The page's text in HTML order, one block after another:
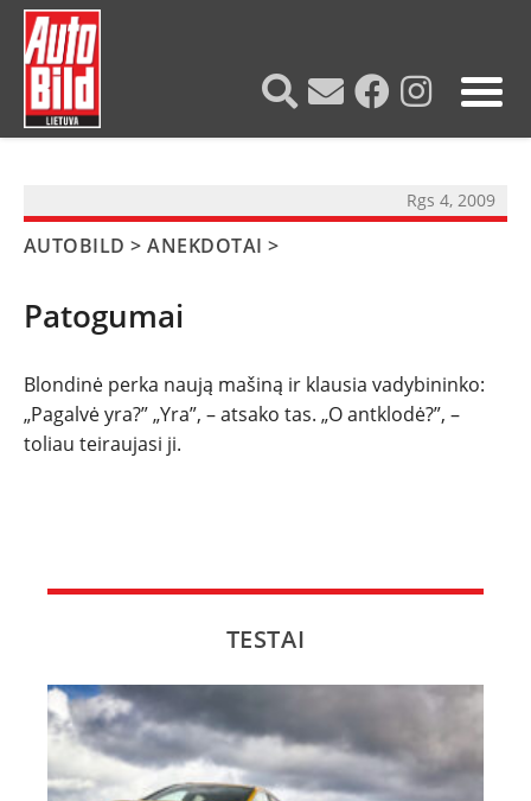
NAUJIENOS
NAUDOTI
REPORTAŽAI
SPORTAS
Rgs 4, 2009
AUTOBILD >ANEKDOTAI >
Patogumai
Blondinė perka naują mašiną ir klausia vadybininko:
„Pagalvė yra?” „Yra”, – atsako tas. „O antklodė?”, –
toliau teiraujasi ji.
TESTAI